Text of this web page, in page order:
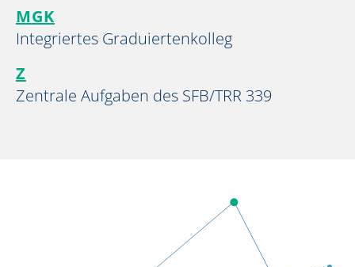
MGK
Integriertes Graduiertenkolleg
Z
Zentrale Aufgaben des SFB/TRR 339